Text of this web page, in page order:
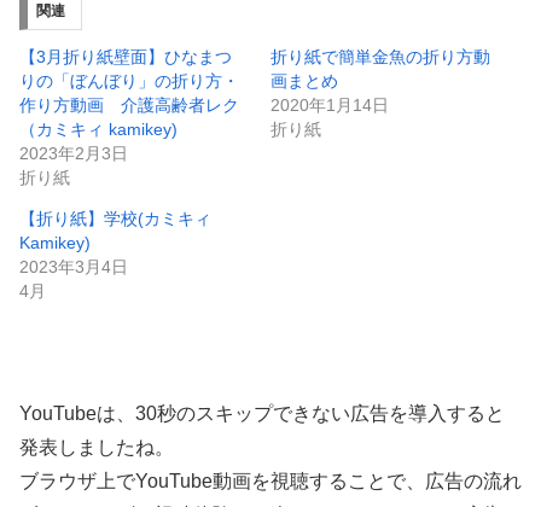
関連
【3月折り紙壁面】ひなまつ
りの「ぼんぼり」の折り方・
作り方動画 介護高齢者レク
（カミキィ kamikey)
2023年2月3日
折り紙
折り紙で簡単金魚の折り方動
画まとめ
2020年1月14日
折り紙
【折り紙】学校(カミキィ
Kamikey)
2023年3月4日
4月
YouTubeは、30秒のスキップできない広告を導入すると
発表しましたね。
ブラウザ上でYouTube動画を視聴することで、広告の流れ